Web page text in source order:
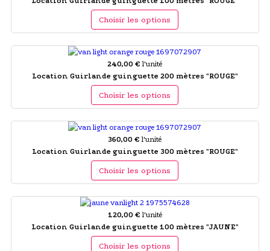
Choisir les options
240,00 € l'unité
Location Guirlande guinguette 200 mètres "ROUGE"
Choisir les options
360,00 € l'unité
Location Guirlande guinguette 300 mètres "ROUGE"
Choisir les options
120,00 € l'unité
Location Guirlande guinguette 100 mètres "JAUNE"
Choisir les options